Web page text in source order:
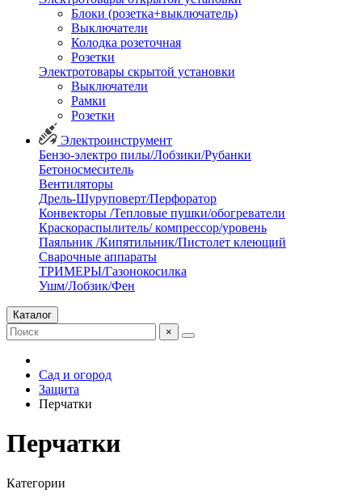
Блоки (розетка+выключатель)
Выключатели
Колодка розеточная
Розетки
Электротовары скрытой установки
Выключатели
Рамки
Розетки
Электроинструмент
Бензо-электро пилы/Лобзики/Рубанки
Бетоносмеситель
Вентиляторы
Дрель-Шуруповерт/Перфоратор
Конвекторы /Тепловые пушки/обогреватели
Краскораспылитель/ компрессор/уровень
Паяльник /Кипятильник/Пистолет клеющий
Сварочные аппараты
ТРИМЕРЫ/Газонокосилка
Ушм/Лобзик/Фен
Каталог
×
Сад и огород
Защита
Перчатки
Перчатки
Категории